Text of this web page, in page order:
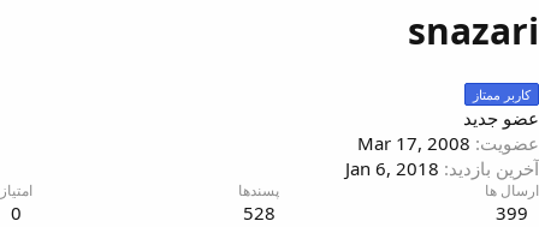
کاربر ممتاز
جدید
Mar 17, 2008
بازدید
Jan 6, 2018
ها
399
پسندها
528
امتیاز
0